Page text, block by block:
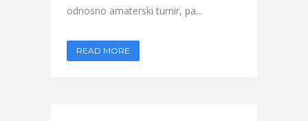
odnosno amaterski turnir, pa...
READ MORE